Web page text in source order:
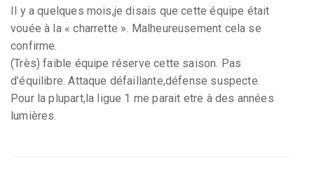
Il y a quelques mois,je disais que cette équipe était
vouée à la « charrette ». Malheureusement cela se
confirme.
(Très) faible équipe réserve cette saison. Pas
d’équilibre. Attaque défaillante,défense suspecte.
Pour la plupart,la ligue 1 me parait etre à des années
lumières.